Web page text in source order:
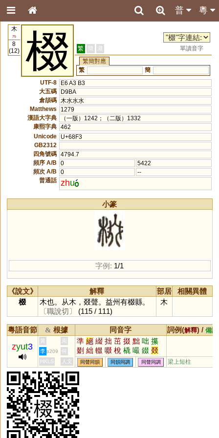
粵
普
木
75
8
(12)
棳 繁 簡 港
單讀音字
繁簡對應
繁
簡
UTF-8
E6 A3 B3
大五碼
D9BA
倉頡碼
木水水水
Matthews
1279
漢語大字典
（一版）1242；（二版）1332
康熙字典 462
Unicode
U+68F3
GB2312
四角號碼 4794.7
頻序 A/B
0
5422
頻次 A/B
0
--
普通話 zhu
小篆
字例: 1/1
《說文》 解釋 部居
相關異體
棳
木也。从木，叕聲。益州有棳縣。
〔職說切〕
(115 / 111)
木
粵語音節 & 根據 同音字 詞例(解釋) / 備註
zyut3
黃 周 準 絕 綴 拙 茁 掇 黜 咄 攥
剟 絀 輟 啜 梲 橇 嘬 錣 叕
醊 餟 蕝 歠 敪 蝃 蕞 毲 毳
柮 揝 欼 泏 嚽 貀 鵽 蠿 畷
李 p209
何
HKLS
人文 同聲同韻 同韻同調 同聲同調 梁上短柱